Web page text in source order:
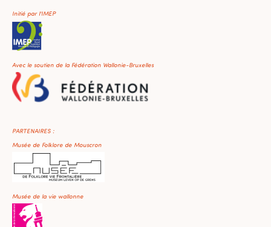
Initié par l'IMEP
Avec le soutien de la Fédération Wallonie-Bruxelles
PARTENAIRES :
Musée de Folklore de Mouscron
Musée de la vie wallonne